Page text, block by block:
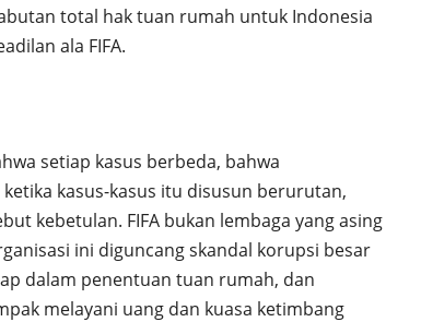
total hak tuan rumah untuk Indonesia
ala FIFA.
setiap kasus berbeda, bahwa
kasus-kasus itu disusun berurutan,
kebetulan. FIFA bukan lembaga yang asing
ini diguncang skandal korupsi besar
dalam penentuan tuan rumah, dan
melayani uang dan kuasa ketimbang